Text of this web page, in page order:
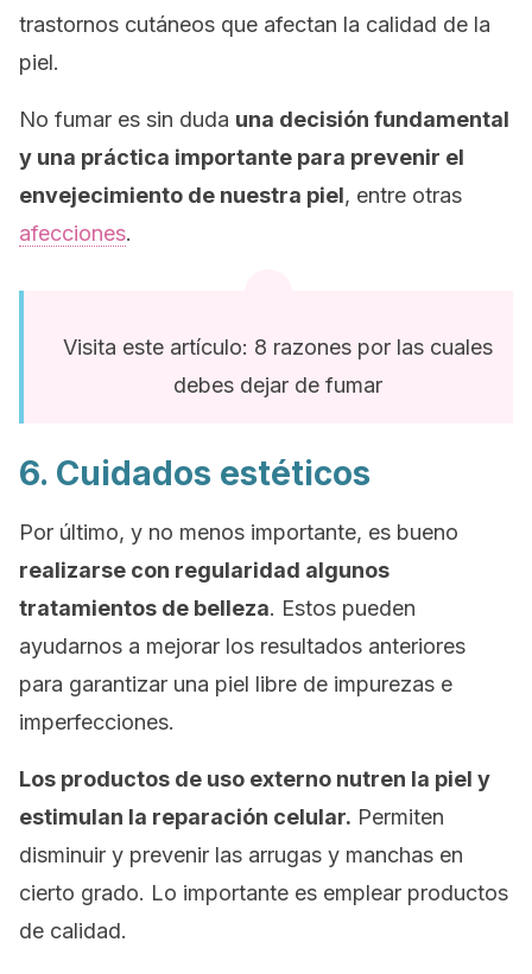
trastornos cutáneos que afectan la calidad de la
piel.
No fumar es sin duda una decisión fundamental
y una práctica importante para prevenir el
envejecimiento de nuestra piel, entre otras
afecciones.
Visita este artículo: 8 razones por las cuales
debes dejar de fumar
6. Cuidados estéticos
Por último, y no menos importante, es bueno
realizarse con regularidad algunos
tratamientos de belleza. Estos pueden
ayudarnos a mejorar los resultados anteriores
para garantizar una piel libre de impurezas e
imperfecciones.
Los productos de uso externo nutren la piel y
estimulan la reparación celular. Permiten
disminuir y prevenir las arrugas y manchas en
cierto grado. Lo importante es emplear productos
de calidad.